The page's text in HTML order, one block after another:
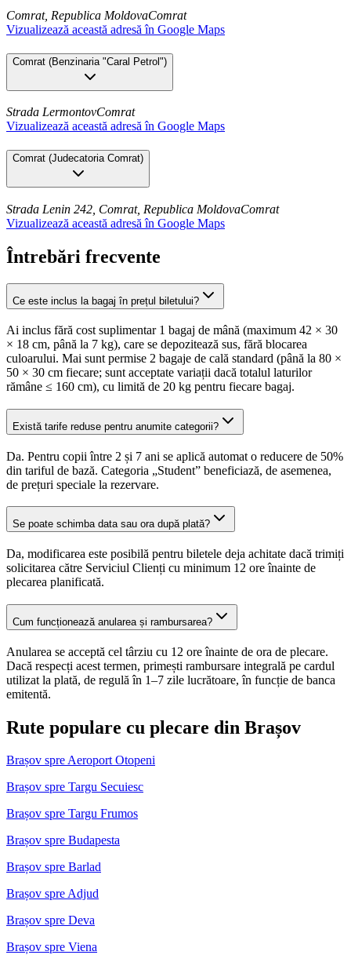
Comrat, Republica MoldovaComrat
Vizualizează această adresă în Google Maps
Comrat (Benzinaria "Caral Petrol")
Strada LermontovComrat
Vizualizează această adresă în Google Maps
Comrat (Judecatoria Comrat)
Strada Lenin 242, Comrat, Republica MoldovaComrat
Vizualizează această adresă în Google Maps
Întrebări frecvente
Ce este inclus la bagaj în prețul biletului?
Ai inclus fără cost suplimentar 1 bagaj de mână (maximum 42 × 30
× 18 cm, până la 7 kg), care se depozitează sus, fără blocarea
culoarului. Mai sunt permise 2 bagaje de cală standard (până la 80 ×
50 × 30 cm fiecare; sunt acceptate variații dacă totalul laturilor
rămâne ≤ 160 cm), cu limită de 20 kg pentru fiecare bagaj.
Există tarife reduse pentru anumite categorii?
Da. Pentru copii între 2 și 7 ani se aplică automat o reducere de 50%
din tariful de bază. Categoria „Student” beneficiază, de asemenea,
de prețuri speciale la rezervare.
Se poate schimba data sau ora după plată?
Da, modificarea este posibilă pentru biletele deja achitate dacă trimiți
solicitarea către Serviciul Clienți cu minimum 12 ore înainte de
plecarea planificată.
Cum funcționează anularea și rambursarea?
Anularea se acceptă cel târziu cu 12 ore înainte de ora de plecare.
Dacă respecți acest termen, primești rambursare integrală pe cardul
utilizat la plată, de regulă în 1–7 zile lucrătoare, în funcție de banca
emitentă.
Rute populare cu plecare din Brașov
Brașov spre Aeroport Otopeni
Brașov spre Targu Secuiesc
Brașov spre Targu Frumos
Brașov spre Budapesta
Brașov spre Barlad
Brașov spre Adjud
Brașov spre Deva
Brașov spre Viena